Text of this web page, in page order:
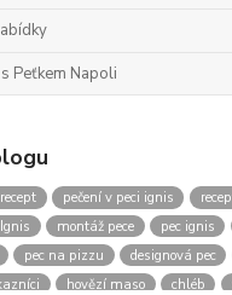
Peťkem Napoli
recept pečení v peci ignis
montáž pece pec ignis
pec na pizzu designová pec
hovězí maso chléb